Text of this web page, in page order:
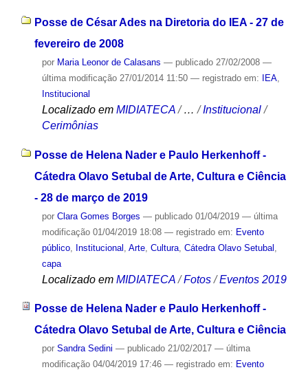
Posse de César Ades na Diretoria do IEA - 27 de
fevereiro de 2008
por Maria Leonor de Calasans — publicado27/02/2008 —
última modificação27/01/2014 11:50 — registrado em: IEA,
Institucional
Localizado em MIDIATECA /…/Institucional /
Cerimônias
Posse de Helena Nader e Paulo Herkenhoff -
Cátedra Olavo Setubal de Arte, Cultura e Ciência
- 28 de março de 2019
por Clara Gomes Borges — publicado01/04/2019 — última
modificação01/04/2019 18:08 — registrado em: Evento
público, Institucional Arte, Cultura, Cátedra Olavo Setubal
capa
Localizado em MIDIATECA /Fotos /Eventos 2019
Posse de Helena Nader e Paulo Herkenhoff -
Cátedra Olavo Setubal de Arte, Cultura e Ciência
por Sandra Sedini — publicado21/02/2017 — última
modificação04/04/2019 17:46 — registrado em: Evento